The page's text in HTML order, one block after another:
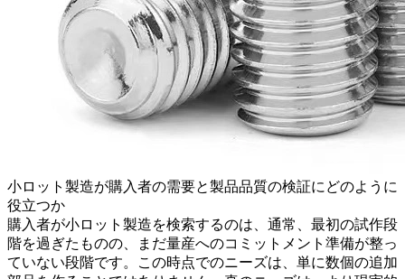
小ロット製造が購入者の需要と製品品質の検証にどのように
役立つか
購入者が小ロット製造を検索するのは、通常、最初の試作段
階を過ぎたものの、まだ量産へのコミットメント準備が整っ
ていない段階です。この時点でのニーズは、単に数個の追加